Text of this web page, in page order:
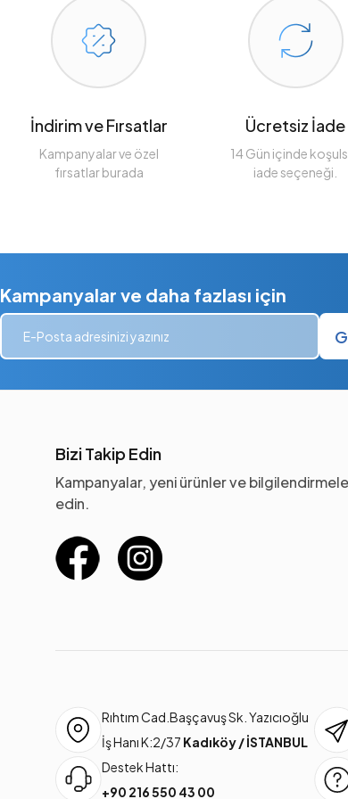
İndirim ve Fırsatlar
Kampanyalar ve özel
fırsatlar burada
Ücretsiz İade
14 Gün içinde
iade seçeneği.
Kampanyalar ve daha fazlası için
Bizi Takip Edin
Kampanyalar, yeni ürünler ve
edin.
Rıhtım Cad.Başçavuş Sk. Yazıcıoğlu
İş Hanı K:2/37 Kadıköy / İSTANBUL
Destek Hattı:
+90 216 550 43 00